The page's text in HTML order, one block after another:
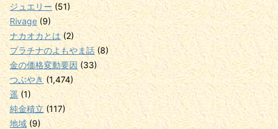
ジュエリー (51)
Rivage (9)
ナカオカとは(2)
プラチナのよもやま話 (8)
金の価格変動要因 (33)
つぶやき (1,474)
遥 (1)
純金積立 (117)
地域 (9)